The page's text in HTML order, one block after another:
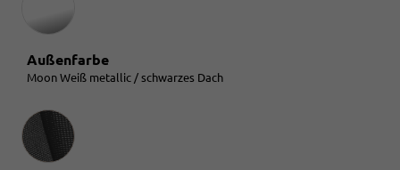
Außenfarbe
Moon Weiß metallic / schwarzes Dach
Innenausstattung